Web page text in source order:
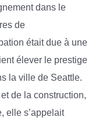
dans le
de
était due à une
élever le prestige
la ville de Seattle.
de la construction,
elle s’appelait